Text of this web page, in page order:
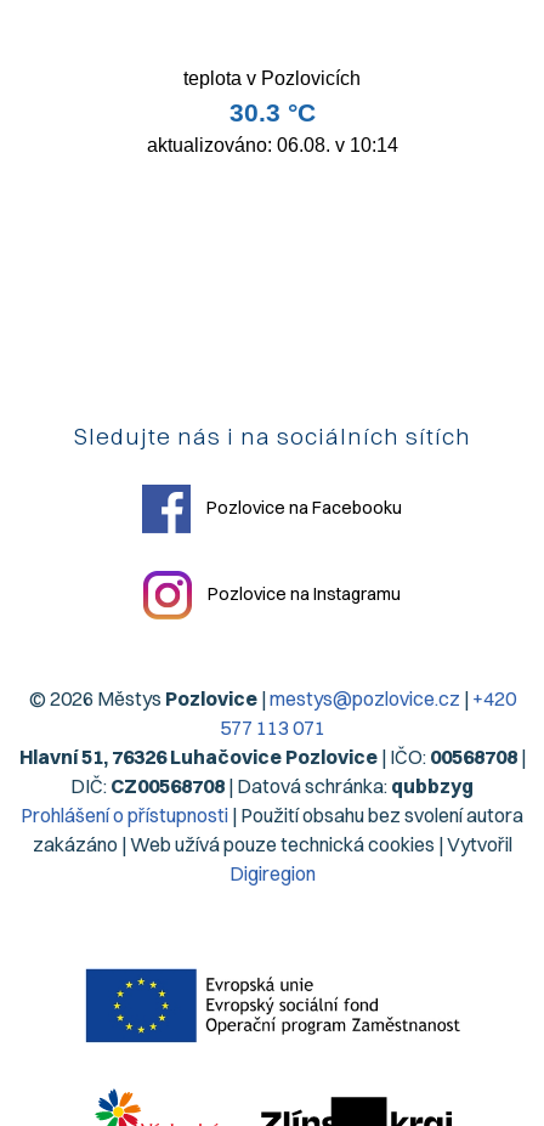
Sledujte nás i na sociálních sítích
Pozlovice na Facebooku
Pozlovice na Instagramu
© 2026 Městys Pozlovice|mestys@pozlovice.cz | +420
577 113 071
Hlavní 51, 76326 Luhačovice Pozlovice| IČO: 00568708|
DIČ: CZ00568708 | Datová schránka: qubbzyg
Prohlášení o přístupnosti | Použití obsahu bez svolení autora
zakázáno | Web užívá pouze technická cookies | Vytvořil
Digiregion